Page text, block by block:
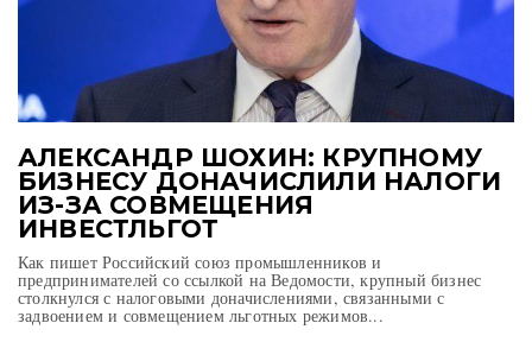
АЛЕКСАНДР ШОХИН: КРУПНОМУ
БИЗНЕСУ ДОНАЧИСЛИЛИ НАЛОГИ
ИЗ-ЗА СОВМЕЩЕНИЯ
ИНВЕСТЛЬГОТ
Как пишет Российский союз промышленников и
предпринимателей со ссылкой на Ведомости, крупный бизнес
столкнулся с налоговыми доначислениями, связанными с
задвоением и совмещением льготных режимов...